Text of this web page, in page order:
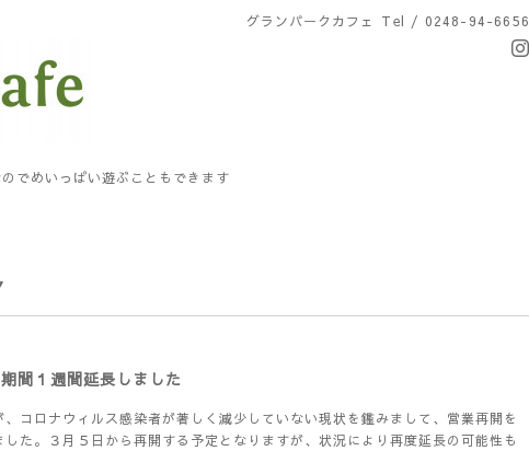
グランパークカフェ Tel / 0248-94-6656
でめいっぱい遊ぶこともできます
間１週間延長しました
、コロナウィルス感染者が著しく減少していない現状を鑑みまして、営業再開を
した。３月５日から再開する予定となりますが、状況により再度延長の可能性も